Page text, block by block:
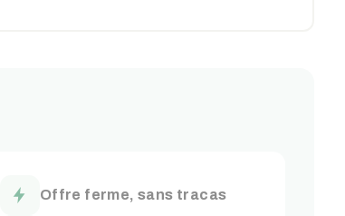
Offre ferme, sans tracas